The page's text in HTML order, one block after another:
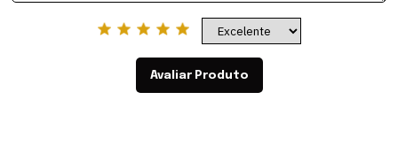
Avaliar Produto